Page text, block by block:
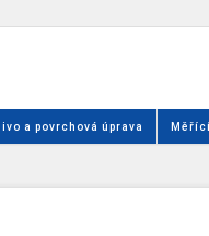
a povrchová úprava